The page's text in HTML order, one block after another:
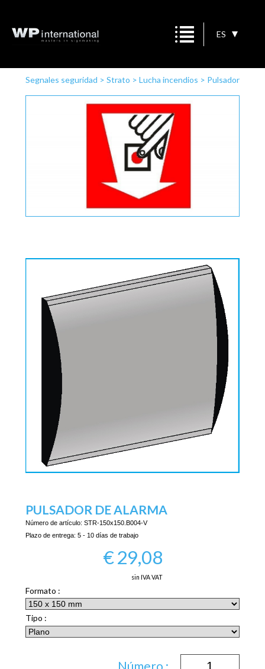
ES
Segnales seguridad > Strato > Lucha incendios > Pulsador
PULSADOR DE ALARMA
Número de artículo: STR-150x150.B004-V
Plazo de entrega: 5 - 10 días de trabajo
€29,08
sin IVA VAT
Formato :
Tipo :
Número :